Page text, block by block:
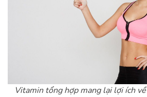
Vitamin tổng hợp mang lại lợi ích